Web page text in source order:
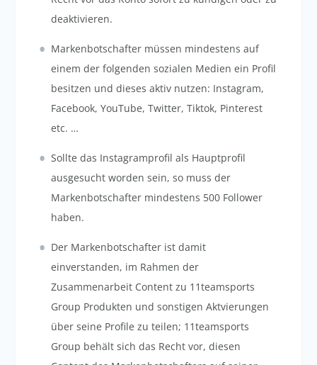
deaktivieren.
Markenbotschafter müssen mindestens auf
einem der folgenden sozialen Medien ein Profil
besitzen und dieses aktiv nutzen: Instagram,
Facebook, YouTube, Twitter, Tiktok, Pinterest
etc. …
Sollte das Instagramprofil als Hauptprofil
ausgesucht worden sein, so muss der
Markenbotschafter mindestens 500 Follower
haben.
Der Markenbotschafter ist damit
einverstanden, im Rahmen der
Zusammenarbeit Content zu 11teamsports
Group Produkten und sonstigen Aktvierungen
über seine Profile zu teilen; 11teamsports
Group behält sich das Recht vor, diesen